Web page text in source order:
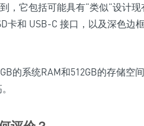
，它包括可能具有“类似”设计现
卡和 USB-C 接口，以及深色边
的系统RAM和512GB的存储空